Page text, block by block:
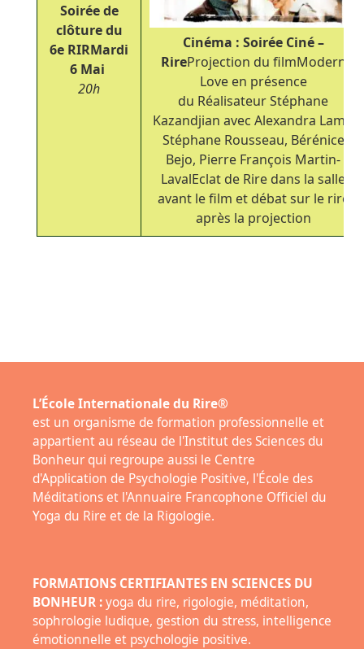
Soirée de
clôturedu
6e RIRMardi
6 Mai
20h
Cinéma : Soirée Ciné –
RireProjection du filmModern
Love en présence
du Réalisateur Stéphane
Kazandjian avec Alexandra Lamy,
Stéphane Rousseau, Bérénice
Bejo, Pierre François Martin-
LavalEclat de Rire dans la salle
avant le film et débat sur le rire
après la projection
L’École Internationale du Rire®
est un organisme de formation professionnelle et
appartient au réseau de l'Institut des Sciences du
Bonheur qui regroupe aussi le Centre
d'Application de Psychologie Positive, l'École des
Méditations et l'Annuaire Francophone Officiel du
Yoga du Rire et de la Rigologie.
FORMATIONS CERTIFIANTES EN SCIENCES DU
BONHEUR :yoga du rire, rigologie, méditation,
sophrologie ludique, gestion du stress, intelligence
émotionnelle et psychologie positive.